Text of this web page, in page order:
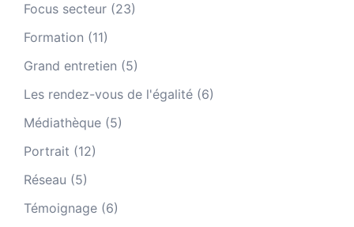
Focus secteur (23)
Formation (11)
Grand entretien (5)
Les rendez-vous de l'égalité (6)
Médiathèque (5)
Portrait (12)
Réseau (5)
Témoignage (6)